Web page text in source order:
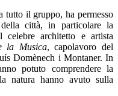
tutto il gruppo, ha permesso
città, in particolare la
celebre architetto e artista
la Musica, capolavoro del
Domènech i Montaner. In
potuto comprendere la
natura hanno avuto sulla